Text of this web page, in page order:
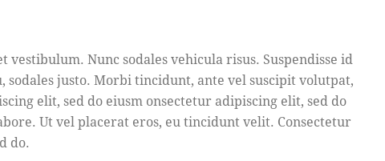
Nunc sodales vehicula risus. Suspendisse id
sodales justo. Morbi tincidunt, ante vel suscipit volutpat,
elit, sed do eiusm onsectetur adipiscing elit, sed do
Ut vel placerat eros, eu tincidunt velit. Consectetur
do.